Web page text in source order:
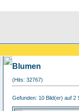
Blumen
(Hits: 32767)
Gefunden: 10 Bild(er) auf 2